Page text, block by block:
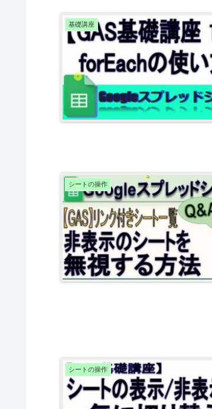
基礎講座
シートの操作
シートの操作